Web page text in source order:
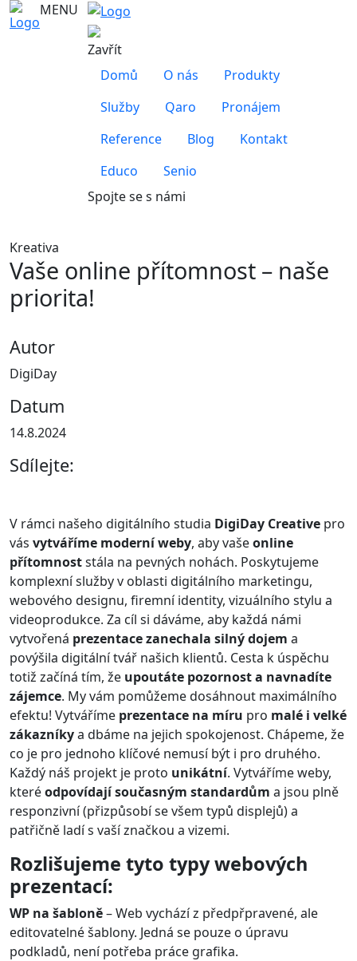
MENU
Zavřít
Domů
O nás
Produkty
Služby
Qaro
Pronájem
Reference
Blog
Kontakt
Educo
Senio
Spojte se s námi
Kreativa
Vaše online přítomnost – naše
priorita!
Autor
DigiDay
Datum
14.8.2024
Sdílejte:
V rámci našeho digitálního studia DigiDay Creative pro
vás vytváříme moderní weby, aby vašeonline
přítomnoststála na pevných nohách. Poskytujeme
komplexní služby v oblasti digitálního marketingu,
webového designu, firemní identity, vizuálního stylu a
videoprodukce. Za cíl si dáváme, aby každá námi
vytvořená prezentace zanechala silný dojem a
povýšila digitální tvář našich klientů. Cesta k úspěchu
totiž začíná tím, že upoutáte pozornost a navnadíte
zájemce. My vám pomůžeme dosáhnout maximálního
efektu! Vytváříme prezentace na míru pro malé i velké
zákazníkya dbáme na jejich spokojenost. Chápeme, že
co je pro jednoho klíčové nemusí být i pro druhého.
Každý náš projekt je proto unikátní. Vytváříme weby,
kteréodpovídají současným standardům a jsou plně
responzivní (přizpůsobí se všem typů displejů) a
patřičně ladí s vaší značkou a vizemi.
Rozlišujeme tyto typy webových
prezentací:
WP na šabloně– Web vychází z předpřpravené, ale
editovatelné šablony. Jedná se pouze o úpravu
podkladů, není potřeba práce grafika.